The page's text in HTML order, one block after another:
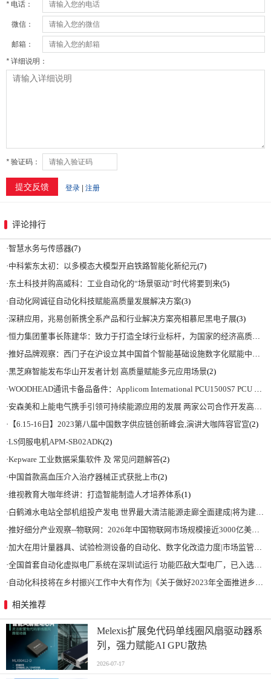
评论排行
·智慧水务与传感器(7)
·中科紫东太初：以多模态大模型开启铁路智能化新纪元(7)
·东土科技并购高威科：工业自动化的“场景驱动”时代将要到来(5)
· 自动化网诚征自动化科技赋能高质量发展解决方案(3)
·深耕应用，兆易创新携全系产品和行业解决方案亮相慕尼黑电子展(3)
·恒力集团董事长陈建华：致力于打造全球行业标杆，为国家的经济高质量发展贡献更大力量|上海电气集团党委书记、董事长吴磊来访
·推好品牌观察：西门子在沪设立其中国首个智能基础设施数字化赋能中心
·黑芝麻智能发布华山开发者计划 高质量赋能多元应用场景(2)
·WOODHEAD通讯卡备品备件：Applicom International PCU1500S7 PCU 1500 S7 V4.5.0
·安森美和上能电气携手引领可持续能源应用的发展 两家公司合作开发高性能储能和太阳能组串式逆变器方案 以实现可持续的未来
· 【6.15-16日】2023第八届中国数字供应链创新峰会,演讲大咖阵容官宣(2)
·LS伺服电机APM-SB02ADK(2)
·Kepware 工业数据采集软件 及 常见问题解答(2)
·中国首款高血压介入治疗器械正式获批上市(2)
·维视教育大咖年终讲：打造智能制造人才培养体系(1)
·白鹤滩水电站全部机组投产发电 世界最大清洁能源走廊全面建成|将为建设新型能源体系、保障国家能源安全、实现“双碳”目标提供有力支撑
·推好细分产业观察--物联网：2026年中国物联网市场规模接近3000亿美元 智慧工厂、智慧城市、智慧电网等将占60%以上
·加大在用计量器具、试验检测设备的自动化、数字化改造力度|市场监管总局 工业和信息化部 关于促进企业计量能力提升的指导意见
·全国首套自动化虚拟电厂系统在深圳试运行 功能匹敌大型电厂，已入选国际典型案例
· 自动化科技将在乡村振兴工作中大有作为|《关于做好2023年全面推进乡村振兴重点工作的意见》发布
相关推荐
Melexis扩展免代码单线圈风扇驱动器系
列，强力赋能AI GPU散热
2026-07-17